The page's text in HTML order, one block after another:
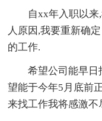
自xx年入职以来,
人原因,我要重新确
的工作.
希望公司能早日
望能于今年5月底前
来找工作我将感激